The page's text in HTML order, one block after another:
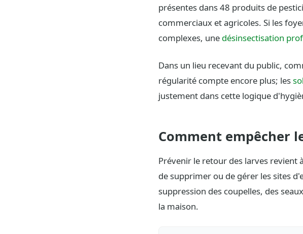
présentes dans 48 produits de
commerciaux et agricoles. Si les
complexes, une désinsectisation
Dans un lieu recevant du public,
régularité compte encore plus; les
justement dans cette logique
Comment empêcher
Prévenir le retour des larves
de supprimer ou de gérer les sites
suppression des coupelles, des
la maison.